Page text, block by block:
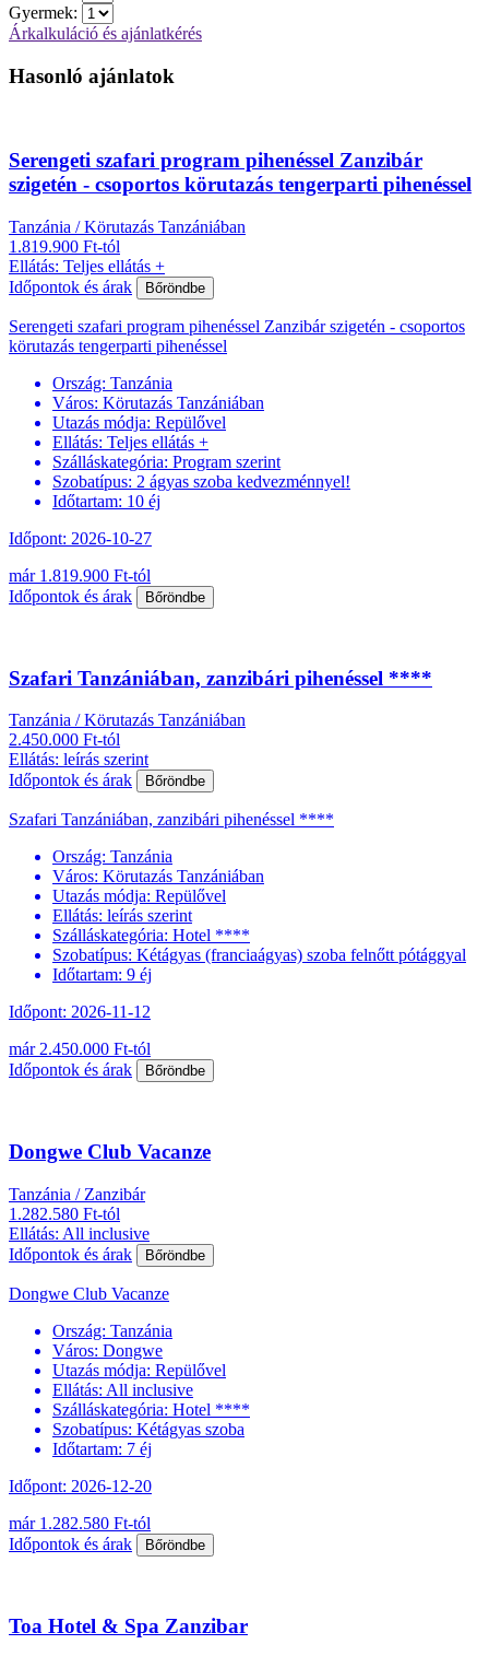
Gyermek:
Árkalkuláció és ajánlatkérés
Hasonló ajánlatok
Serengeti szafari program pihenéssel Zanzibár
szigetén - csoportos körutazás tengerparti pihenéssel
Tanzánia / Körutazás Tanzániában
1.819.900 Ft-tól
Ellátás: Teljes ellátás +
Időpontok és árak
Bőröndbe
Serengeti szafari program pihenéssel Zanzibár szigetén - csoportos
körutazás tengerparti pihenéssel
Ország: Tanzánia
Város: Körutazás Tanzániában
Utazás módja: Repülővel
Ellátás: Teljes ellátás +
Szálláskategória: Program szerint
Szobatípus: 2 ágyas szoba kedvezménnyel!
Időtartam: 10 éj
Időpont: 2026-10-27
már 1.819.900 Ft-tól
Időpontok és árak
Bőröndbe
Szafari Tanzániában, zanzibári pihenéssel ****
Tanzánia / Körutazás Tanzániában
2.450.000 Ft-tól
Ellátás: leírás szerint
Időpontok és árak
Bőröndbe
Szafari Tanzániában, zanzibári pihenéssel ****
Ország: Tanzánia
Város: Körutazás Tanzániában
Utazás módja: Repülővel
Ellátás: leírás szerint
Szálláskategória: Hotel ****
Szobatípus: Kétágyas (franciaágyas) szoba felnőtt pótággyal
Időtartam: 9 éj
Időpont: 2026-11-12
már 2.450.000 Ft-tól
Időpontok és árak
Bőröndbe
Dongwe Club Vacanze
Tanzánia / Zanzibár
1.282.580 Ft-tól
Ellátás: All inclusive
Időpontok és árak
Bőröndbe
Dongwe Club Vacanze
Ország: Tanzánia
Város: Dongwe
Utazás módja: Repülővel
Ellátás: All inclusive
Szálláskategória: Hotel ****
Szobatípus: Kétágyas szoba
Időtartam: 7 éj
Időpont: 2026-12-20
már 1.282.580 Ft-tól
Időpontok és árak
Bőröndbe
Toa Hotel & Spa Zanzibar